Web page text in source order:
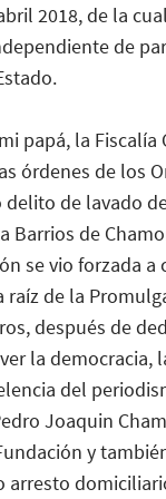
2018, de la
de
papá, la Fiscalía
órdenes de los
delito de lavado
Barrios de
se vio forzada a
raíz de la
después de
la democracia,
del
Joaquin
y
arresto